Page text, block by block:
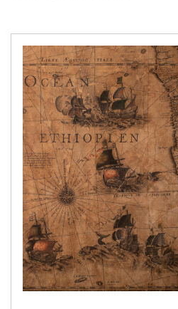
I
m
m
a
g
i
n
e